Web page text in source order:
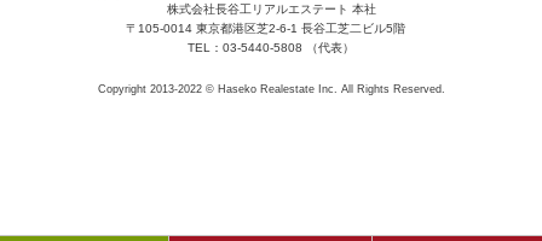
株式会社長谷工リアルエステート 本社
〒105-0014 東京都港区芝2-6-1 長谷工芝二ビル5階
TEL：03-5440-5808 （代表）
Copyright 2013-2022 © Haseko Realestate Inc. All Rights Reserved.